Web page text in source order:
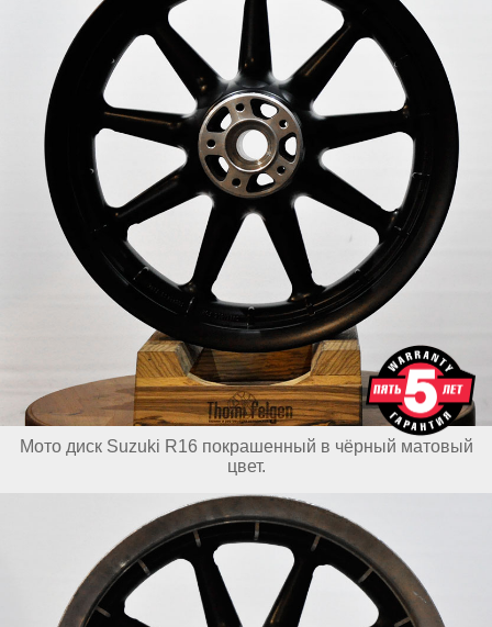
Мото диск Suzuki R16 покрашенный в чёрный матовый
цвет.